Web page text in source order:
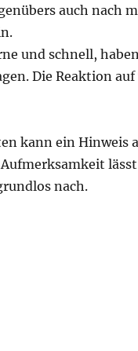
auch nach
und schnell,
Die Reaktion
kann ein Hinweis
nach.